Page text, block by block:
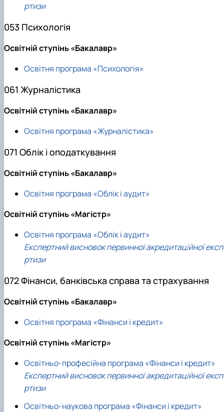
ртизи
053 Психологія
Освітній ступінь «Бакалавр»
Освітня програма «Психологія»
061 Журналістика
Освітній ступінь «Бакалавр»
Освітня програма «Журналістика»
071 Облік і оподаткування
Освітній ступінь «Бакалавр»
Освітня програма «Облік і аудит»
Освітній ступінь «Магістр»
Освітня програма «Облік і аудит»
Експертний висновок первинної акредитаційної
ртизи
072 Фінанси, банківська справа та страхування
Освітній ступінь «Бакалавр»
Освітня програма «Фінанси і кредит»
Освітній ступінь «Магістр»
Освітньо-професійна програма «Фінанси і кредит»
Експертний висновок первинної акредитаційної
ртизи
Освітньо-наукова програма «Фінанси і кредит»